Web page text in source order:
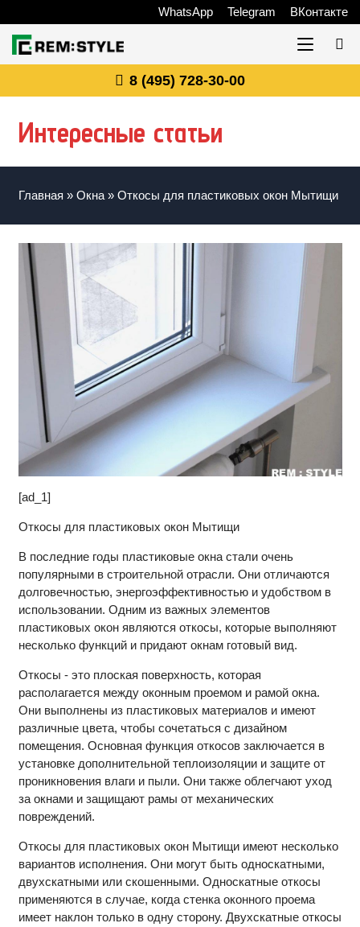
WhatsApp Telegram ВКонтакте
8 (495) 728-30-00
Интересные статьи
Главная » Окна» Откосы для пластиковых окон Мытищи
[ad_1]
Откосы для пластиковых окон Мытищи
В последние годы пластиковые окна стали очень
популярными в строительной отрасли. Они отличаются
долговечностью, энергоэффективностью и удобством в
использовании. Одним из важных элементов
пластиковых окон являются откосы, которые выполняют
несколько функций и придают окнам готовый вид.
Откосы - это плоская поверхность, которая
располагается между оконным проемом и рамой окна.
Они выполнены из пластиковых материалов и имеют
различные цвета, чтобы сочетаться с дизайном
помещения. Основная функция откосов заключается в
установке дополнительной теплоизоляции и защите от
проникновения влаги и пыли. Они также облегчают уход
за окнами и защищают рамы от механических
повреждений.
Откосы для пластиковых окон Мытищи имеют несколько
вариантов исполнения. Они могут быть односкатными,
двухскатными или скошенными. Односкатные откосы
применяются в случае, когда стенка оконного проема
имеет наклон только в одну сторону. Двухскатные откосы